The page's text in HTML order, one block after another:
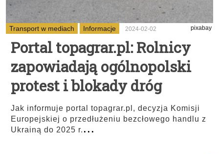
Transport w mediach Informacje 2024-02-02 pixabay
Portal topagrar.pl: Rolnicy
zapowiadają ogólnopolski
protest i blokady dróg
Jak informuje portal topagrar.pl, decyzja Komisji
Europejskiej o przedłużeniu bezcłowego handlu z
Ukrainą do 2025 r....